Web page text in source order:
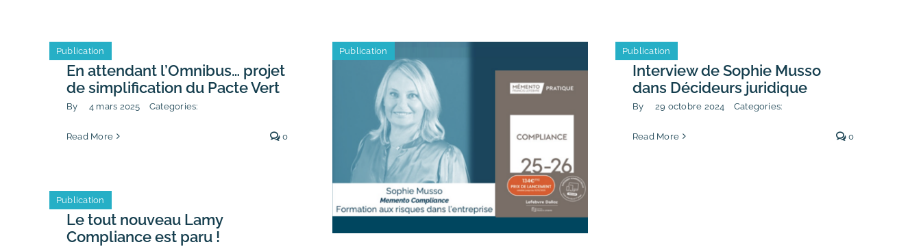
En attendant l’Omnibus… projet
de simplification du Pacte Vert
By 4 mars 2025 Categories:
Publication
Read More 0
Publication
Interview de Sophie Musso
dans Décideurs juridique
By 29 octobre 2024 Categories:
Publication
Read More 0
Le tout nouveau Lamy
Compliance est paru !
Publication